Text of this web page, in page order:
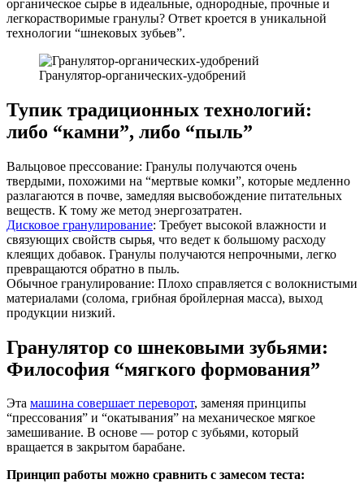
органическое сырье в идеальные, однородные, прочные и
легкорастворимые гранулы? Ответ кроется в уникальной
технологии “шнековых зубьев”.
Гранулятор-органических-удобрений
Тупик традиционных технологий:
либо “камни”, либо “пыль”
Вальцовое прессование: Гранулы получаются очень
твердыми, похожими на “мертвые комки”, которые медленно
разлагаются в почве, замедляя высвобождение питательных
веществ. К тому же метод энергозатратен.
Дисковое гранулирование: Требует высокой влажности и
связующих свойств сырья, что ведет к большому расходу
клеящих добавок. Гранулы получаются непрочными, легко
превращаются обратно в пыль.
Обычное гранулирование: Плохо справляется с волокнистыми
материалами (солома, грибная бройлерная масса), выход
продукции низкий.
Гранулятор со шнековыми зубьями:
Философия “мягкого формования”
Эта машина совершает переворот, заменяя принципы
“прессования” и “окатывания” на механическое мягкое
замешивание. В основе — ротор с зубьями, который
вращается в закрытом барабане.
Принцип работы можно сравнить с замесом теста: